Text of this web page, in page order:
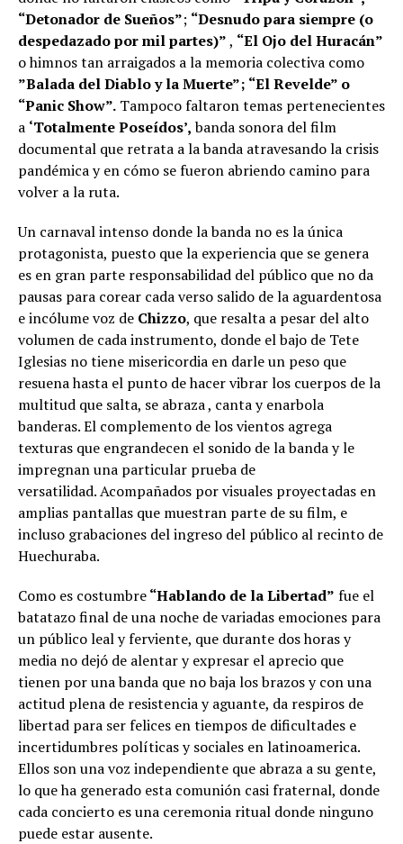
“Detonador de Sueños”; “Desnudo para siempre (o
despedazado por mil partes)”, “El Ojo del Huracán”
o himnos tan arraigados a la memoria colectiva como
”Balada del Diablo y la Muerte”; “El Revelde” o
“Panic Show”. Tampoco faltaron temas pertenecientes
a ‘Totalmente Poseídos’,banda sonora del film
documental que retrata a la banda atravesando la crisis
pandémica y en cómo se fueron abriendo camino para
volver a la ruta.
Un carnaval intenso donde la banda no es la única
protagonista, puesto que la experiencia que se genera
es en gran parte responsabilidad del público que no da
pausas para corear cada verso salido de la aguardentosa
e incólume voz de Chizzo, que resalta a pesar del alto
volumen de cada instrumento, donde el bajo de Tete
Iglesias no tiene misericordia en darle un peso que
resuena hasta el punto de hacer vibrar los cuerpos de la
multitud que salta, se abraza , canta y enarbola
banderas. El complemento de los vientos agrega
texturas que engrandecen el sonido de la banda y le
impregnan una particular prueba de
versatilidad. Acompañados por visuales proyectadas en
amplias pantallas que muestran parte de su film, e
incluso grabaciones del ingreso del público al recinto de
Huechuraba.
Como es costumbre“Hablando de la Libertad” fue el
batatazo final de una noche de variadas emociones para
un público leal y ferviente, que durante dos horas y
media no dejó de alentar y expresar el aprecio que
tienen por una banda que no baja los brazos y con una
actitud plena de resistencia y aguante, da respiros de
libertad para ser felices en tiempos de dificultades e
incertidumbres políticas y sociales en latinoamerica.
Ellos son una voz independiente que abraza a su gente,
lo que ha generado esta comunión casi fraternal, donde
cada concierto es una ceremonia ritual donde ninguno
puede estar ausente.